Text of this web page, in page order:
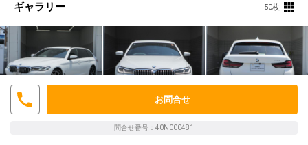
ギャラリー 50枚
お問合せ
問合せ番号：40N000481